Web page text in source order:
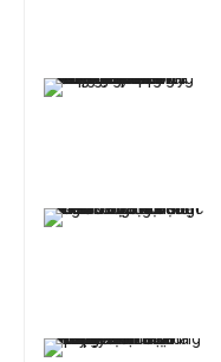
“Đắm mình” trong không gian văn hoá tại Photo booth Spotlight 2024 - Temporal Tapestry
Dàn sao cực hot sẵn sàng đổ bộ đêm nhạc hội “văn hóa” trường Báo
“Cháy hết mình” cùng “anh tài” Hà Lê tại đêm đại nhạc hội “FPS 2024 - Time Capsule”